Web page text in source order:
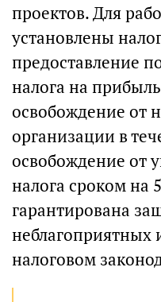
проектов. Для
установлены
предоставление
налога на
освобождение от
организации в
освобождение от
налога сроком на
гарантирована
неблагоприятных
налоговом